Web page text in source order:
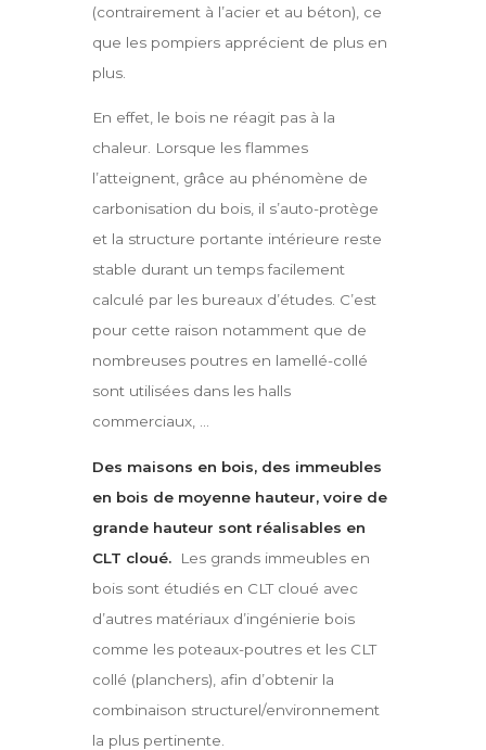
(contrairement à l’acier et au béton), ce
que les pompiers apprécient de plus en
plus.
En effet, le bois ne réagit pas à la
chaleur. Lorsque les flammes
l’atteignent, grâce au phénomène de
carbonisation du bois, il s’auto-protège
et la structure portante intérieure reste
stable durant un temps facilement
calculé par les bureaux d’études. C’est
pour cette raison notamment que de
nombreuses poutres en lamellé-collé
sont utilisées dans les halls
commerciaux, …
Des maisons en bois, des immeubles
en bois de moyenne hauteur, voire de
grande hauteur sont réalisables en
CLT cloué.
Les grands immeubles en
bois sont étudiés en CLT cloué avec
d’autres matériaux d’ingénierie bois
comme les poteaux-poutres et les CLT
collé (planchers), afin d’obtenir la
combinaison structurel/environnement
la plus pertinente.